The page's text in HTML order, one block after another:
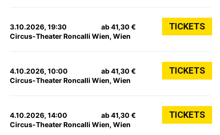
3.10.2026, 19:30
Circus-Theater Roncalli Wien, Wien
ab 41,30 € TICKETS
4.10.2026, 10:00
Circus-Theater Roncalli Wien, Wien
ab 41,30 € TICKETS
4.10.2026, 14:00
Circus-Theater Roncalli Wien, Wien
ab 41,30 € TICKETS